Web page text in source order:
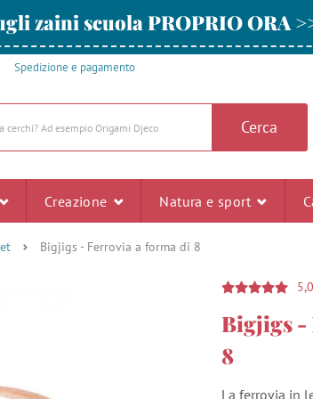
zaini scuola PROPRIO ORA
Spedizione e pagamento
Cerca
Creazione Natura e sport
Bigjigs - Ferrovia a forma di 8
5,0
Bigjigs -
8
La ferrovia in